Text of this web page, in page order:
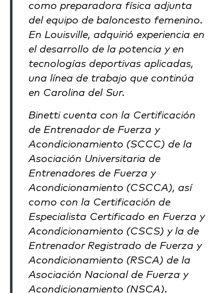
como preparadora física adjunta
del equipo de baloncesto femenino.
En Louisville, adquirió experiencia en
el desarrollo de la potencia y en
tecnologías deportivas aplicadas,
una línea de trabajo que continúa
en Carolina del Sur.
Binetti cuenta con la Certificación
de Entrenador de Fuerza y
Acondicionamiento (SCCC) de la
Asociación Universitaria de
Entrenadores de Fuerza y
Acondicionamiento (CSCCA), así
como con la Certificación de
Especialista Certificado en Fuerza y
Acondicionamiento (CSCS) y la de
Entrenador Registrado de Fuerza y
Acondicionamiento (RSCA) de la
Asociación Nacional de Fuerza y
Acondicionamiento (NSCA).